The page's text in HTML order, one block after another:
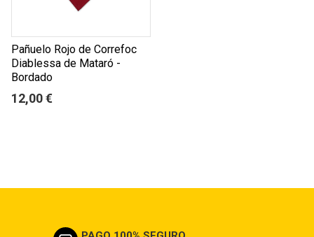
Pañuelo Rojo de Correfoc
Diablessa de Mataró -
Bordado
12,00 €